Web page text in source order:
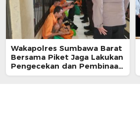
Wakapolres Sumbawa Barat
Bersama Piket Jaga Lakukan
Pengecekan dan Pembinaan
Warga Rutan Polres KSB